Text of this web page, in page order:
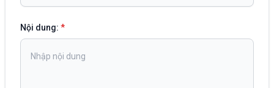
Nội dung: *